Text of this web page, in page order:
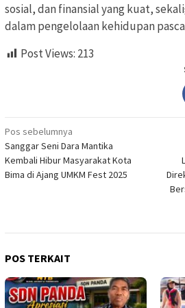
sosial, dan finansial yang kuat,
dalam pengelolaan kehidupan
Post Views: 213
Navigasi
pos
Pos sebelumnya
Sanggar Seni Dara Mantika
Kembali Hibur Masyarakat Kota
Bima di Ajang UMKM Fest 2025
POS TERKAIT